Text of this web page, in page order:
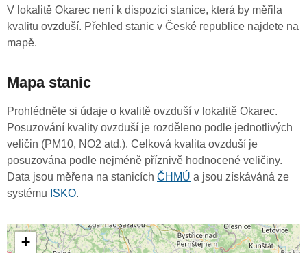
V lokalitě Okarec není k dispozici stanice, která by měřila
kvalitu ovzduší. Přehled stanic v České republice najdete na
mapě.
Mapa stanic
Prohlédněte si údaje o kvalitě ovzduší v lokalitě Okarec.
Posuzování kvality ovzduší je rozděleno podle jednotlivých
veličin (PM10, NO2 atd.). Celková kvalita ovzduší je
posuzována podle nejméně příznivě hodnocené veličiny.
Data jsou měřena na stanicích ČHMÚ a jsou získáváná ze
systému ISKO.
+